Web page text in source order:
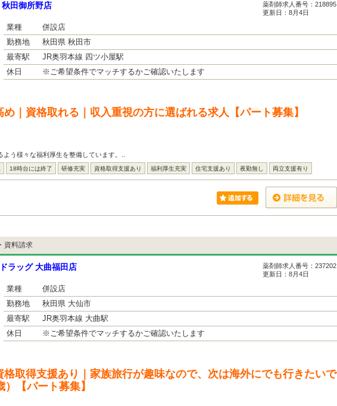
田御所野店
薬剤師求人番号：218895
更新日：8月4日
業種
併設店
勤務地
秋田県 秋田市
最寄駅
JR奥羽本線 四ツ小屋駅
休日
※ご希望条件でマッチするかご確認いたします
め｜資格取れる｜収入重視の方に選ばれる求人【パート募集】
う様々な福利厚生を整備しています。..
18時台には終了 研修充実 資格取得支援あり 福利厚生充実 住宅支援あり 夜勤無し 両立支援有り
資料請求
ラッグ 大曲福田店
薬剤師求人番号：237202
更新日：8月4日
業種
併設店
勤務地
秋田県 大仙市
最寄駅
JR奥羽本線 大曲駅
休日
※ご希望条件でマッチするかご確認いたします
格取得支援あり｜家族旅行が趣味なので、次は海外にでも行きたいで
【パート募集】